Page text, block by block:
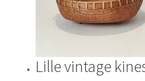
Lille vintage